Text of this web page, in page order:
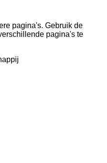
pagina's. Gebruik de
pagina's te